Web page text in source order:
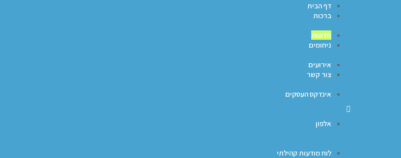
ברכות
ניחומים
צור קשר
דף הבית
חדשות
אירועים
אינדקס העסקים
אלפון
לוח מודעות קהילתי